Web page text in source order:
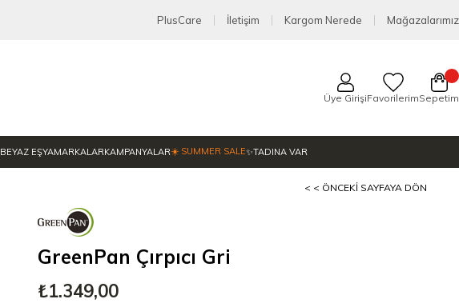
PlusCare İletişim Kargom Nerede Mağazalarımız
Üye GirişiFavorilerimSepetim
BEYAZ EŞYAMARKALARKAMPANYALAR☀️ SUMMER SALE✨TADINA VAR
< < ÖNCEKI SAYFAYA DÖN
GreenPan Çırpıcı Gri
₺1.349,00